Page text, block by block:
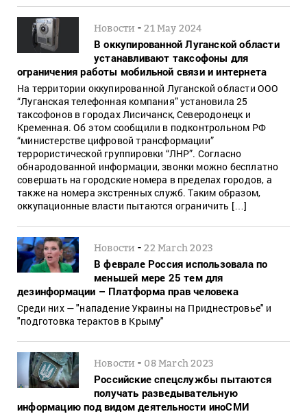
Новости -21 May 2024
В оккупированной Луганской области
устанавливают таксофоны для
ограничения работы мобильной связи и интернета
На территории оккупированной Луганской области ООО
“Луганская телефонная компания” установила 25
таксофонов в городах Лисичанск, Северодонецк и
Кременная. Об этом сообщили в подконтрольном РФ
“министерстве цифровой трансформации”
террористической группировки “ЛНР”. Согласно
обнародованной информации, звонки можно бесплатно
совершать на городские номера в пределах городов, а
также на номера экстренных служб. Таким образом,
оккупационные власти пытаются ограничить […]
Новости -22 March 2023
В феврале Россия использовала по
меньшей мере 25 тем для
дезинформации – Платформа прав человека
Среди них — "нападение Украины на Приднестровье" и
"подготовка терактов в Крыму"
Новости - 08 March 2023
Российские спецслужбы пытаются
получать разведывательную
информацию под видом деятельности иноСМИ